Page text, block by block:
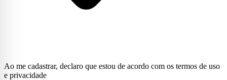
Ao me cadastrar, declaro que estou de acordo com os termos de uso
e privacidade